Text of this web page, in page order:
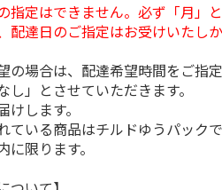
指定はできません。必ず「月」
配達日のご指定はお受けいたし
場合は、配達希望時間をご指
し」とさせていただきます。
します。
いる商品はチルドゆうパックで
限ります。